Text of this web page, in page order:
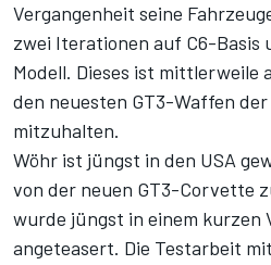
Vergangenheit seine
zwei Iterationen auf C6-Basis
Modell. Dieses ist mittlerweile
den neuesten GT3-Waffen
mitzuhalten.
Wöhr ist jüngst in den USA
von der neuen GT3-Corvette
wurde jüngst in einem kurzen
angeteasert. Die Testarbeit